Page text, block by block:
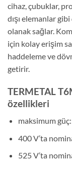
cihaz, çubuklar,
dışı elemanlar
olanak sağlar.
için kolay erişim
haddeleme ve
getirir.
TERMETAL
özellikleri
maksimum
400 V’ta
525 V’ta